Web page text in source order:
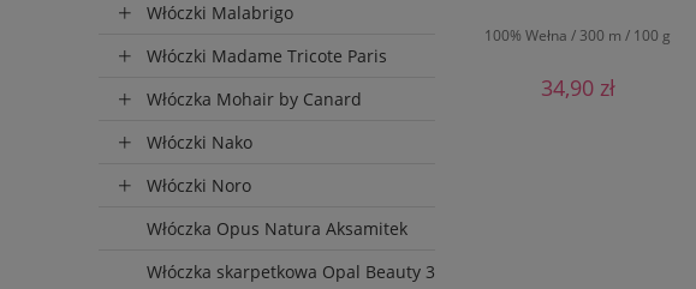
Włóczki Malabrigo
Włóczki Madame Tricote Paris
Włóczka Mohair by Canard
Włóczki Nako
Włóczki Noro
Włóczka Opus Natura Aksamitek
Włóczka skarpetkowa Opal Beauty 3
100% Wełna / 300 m / 100 g
34,90 zł